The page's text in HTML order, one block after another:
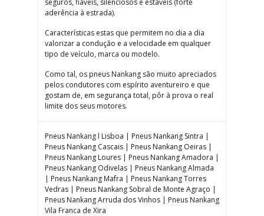
seguros, fiáveis, silenciosos e estáveis (forte
aderência à estrada).
Características estas que permitem no dia a dia
valorizar a condução e a velocidade em qualquer
tipo de veículo, marca ou modelo.
Como tal, os pneus Nankang são muito apreciados
pelos condutores com espírito aventureiro e que
gostam de, em segurança total, pôr à prova o real
limite dos seus motores.
Pneus Nankang l Lisboa | Pneus Nankang Sintra |
Pneus Nankang Cascais | Pneus Nankang Oeiras |
Pneus Nankang Loures | Pneus Nankang Amadora |
Pneus Nankang Odivelas | Pneus Nankang Almada
| Pneus Nankang Mafra | Pneus Nankang Torres
Vedras | Pneus Nankang Sobral de Monte Agraço |
Pneus Nankang Arruda dos Vinhos | Pneus Nankang
Vila Franca de Xira